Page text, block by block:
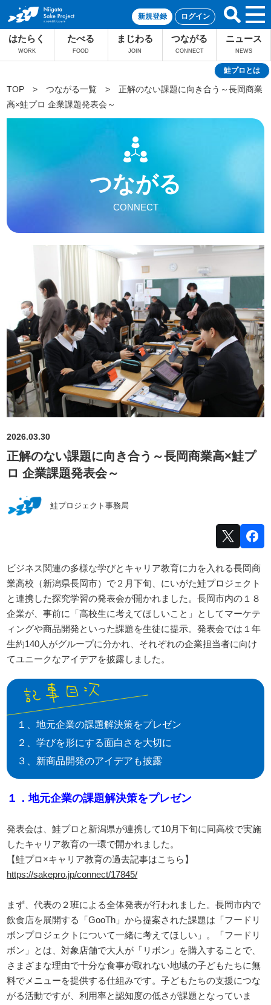
新規登録 ログイン
はたらく
WORK
たべる
FOOD
まじわる
JOIN
つながる
CONNECT
ニュース
NEWS
鮭プロとは
TOP >つながる一覧 >正解のない課題に向き合う～長岡商業
高×鮭プロ 企業課題発表会～
つながる
CONNECT
2026.03.30
正解のない課題に向き合う～長岡商業高×鮭プ
ロ 企業課題発表会～
鮭プロジェクト事務局
ビジネス関連の多様な学びとキャリア教育に力を入れる長岡商
業高校（新潟県長岡市）で２月下旬、にいがた鮭プロジェクト
と連携した探究学習の発表会が開かれました。長岡市内の１８
企業が、事前に「高校生に考えてほしいこと」としてマーケテ
ィングや商品開発といった課題を生徒に提示。発表会では１年
生約140人がグループに分かれ、それぞれの企業担当者に向け
てユニークなアイデアを披露しました。
１、地元企業の課題解決策をプレゼン
２、学びを形にする面白さを大切に
３、新商品開発のアイデアも披露
１．地元企業の課題解決策をプレゼン
発表会は、鮭プロと新潟県が連携して10月下旬に同高校で実施
したキャリア教育の一環で開かれました。
【鮭プロ×キャリア教育の過去記事はこちら】
https://sakepro.jp/connect/17845/
まず、代表の２班による全体発表が行われました。長岡市内で
飲食店を展開する「GooTh」から提案された課題は「フードリ
ボンプロジェクトについて一緒に考えてほしい」。「フードリ
ボン」とは、対象店舗で大人が「リボン」を購入することで、
さまざまな理由で十分な食事が取れない地域の子どもたちに無
料でメニューを提供する仕組みです。子どもたちの支援につな
がる活動ですが、利用率と認知度の低さが課題となっていま